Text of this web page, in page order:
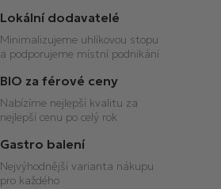
r
v
k
y
v
ý
p
s
u
Lokální dodavatelé
Minimalizujeme uhlíkovou stopu
a podporujeme místní podnikání
BIO za férové ceny
Nabízíme nejlepší kvalitu za
nejlepší cenu po celý rok
Gastro balení
Nejvýhodnější varianta nákupu
pro každého